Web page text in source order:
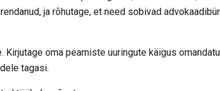
ja rõhutage, et need sobivad
oma peamiste uuringute käigus
tagasi.